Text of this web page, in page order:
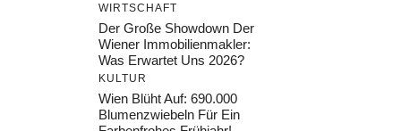
WIRTSCHAFT
Der Große Showdown Der
Wiener Immobilienmakler:
Was Erwartet Uns 2026?
KULTUR
Wien Blüht Auf: 690.000
Blumenzwiebeln Für Ein